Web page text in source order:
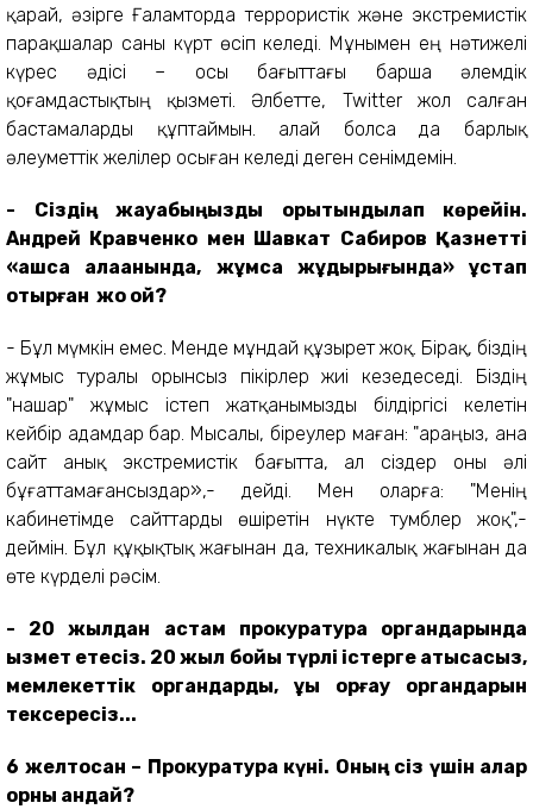
қарай, әзірге Ғаламторда террористік және экстремистік
парақшалар саны күрт өсіп келеді. Мұнымен ең нәтижелі
күрес әдісі – осы бағыттағы барша әлемдік
қоғамдастықтың қызметі. Әлбетте, Twitter жол салған
бастамаларды құптаймын. Қалай болса да барлық
әлеуметтік желілер осыған келеді деген сенімдемін.
- Сіздің жауабыңызды қорытындылап көрейін.
Андрей Кравченко мен Шавкат Сабиров Қазнетті
«ашса алақанында, жұмса жұдырығында» ұстап
отырған жоқ қой?
- Бұл мүмкін емес. Менде мұндай құзырет жоқ. Бірақ, біздің
жұмыс туралы орынсыз пікірлер жиі кезедеседі. Біздің
"нашар" жұмыс істеп жатқанымызды білдіргісі келетін
кейбір адамдар бар. Мысалы, біреулер маған: "Қараңыз, ана
сайт анық экстремистік бағытта, ал сіздер оны әлі
бұғаттамағансыздар»,- дейді. Мен оларға: "Менің
кабинетімде сайттарды өшіретін нүкте тумблер жоқ",-
деймін. Бұл құқықтық жағынан да, техникалық жағынан да
өте күрделі рәсім.
- 20 жылдан астам прокуратура органдарында
қызмет етесіз. 20 жыл бойы түрлі істерге қатысасыз,
мемлекеттік органдарды, құқық қорғау органдарын
тексересіз...
6 желтоқсан – Прокуратура күні. Оның сіз үшін алар
орны қандай?